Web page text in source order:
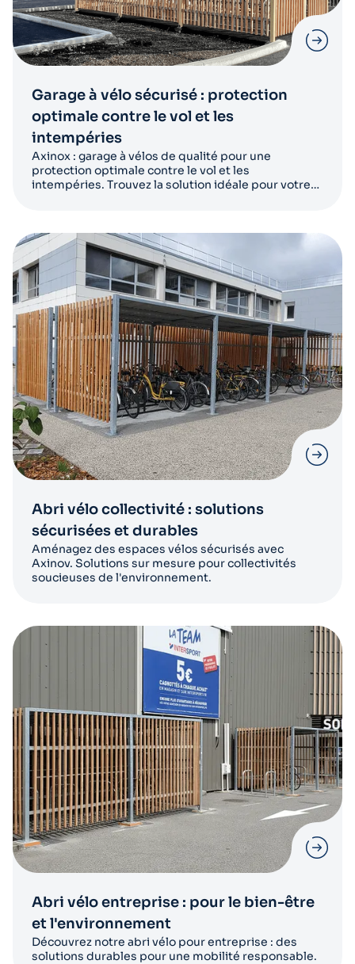
Garage à vélo sécurisé : protection
optimale contre le vol et les
intempéries
Axinox : garage à vélos de qualité pour une
protection optimale contre le vol et les
intempéries. Trouvez la solution idéale pour votre
Abri vélo collectivité : solutions
sécurisées et durables
Aménagez des espaces vélos sécurisés avec
Axinov. Solutions sur mesure pour collectivités
soucieuses de l'environnement.
Abri vélo entreprise : pour le bien-être
et l'environnement
Découvrez notre abri vélo pour entreprise : des
solutions durables pour une mobilité responsable.